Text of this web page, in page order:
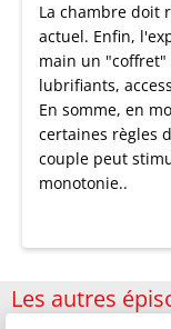
La chambre doit
actuel. Enfin,
main un "coffret"
lubrifiants,
En somme, en
certaines règles
couple peut
monotonie..
Les autres